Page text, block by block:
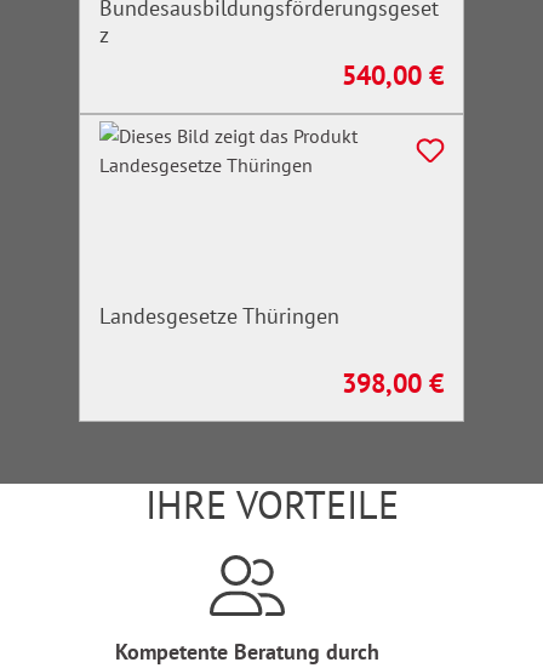
Bundesausbildungsförderungsgeset
z
Regulärer Preis:
540,00 €
Landesgesetze Thüringen
Regulärer Preis:
398,00 €
IHRE VORTEILE
Kompetente Beratung durch